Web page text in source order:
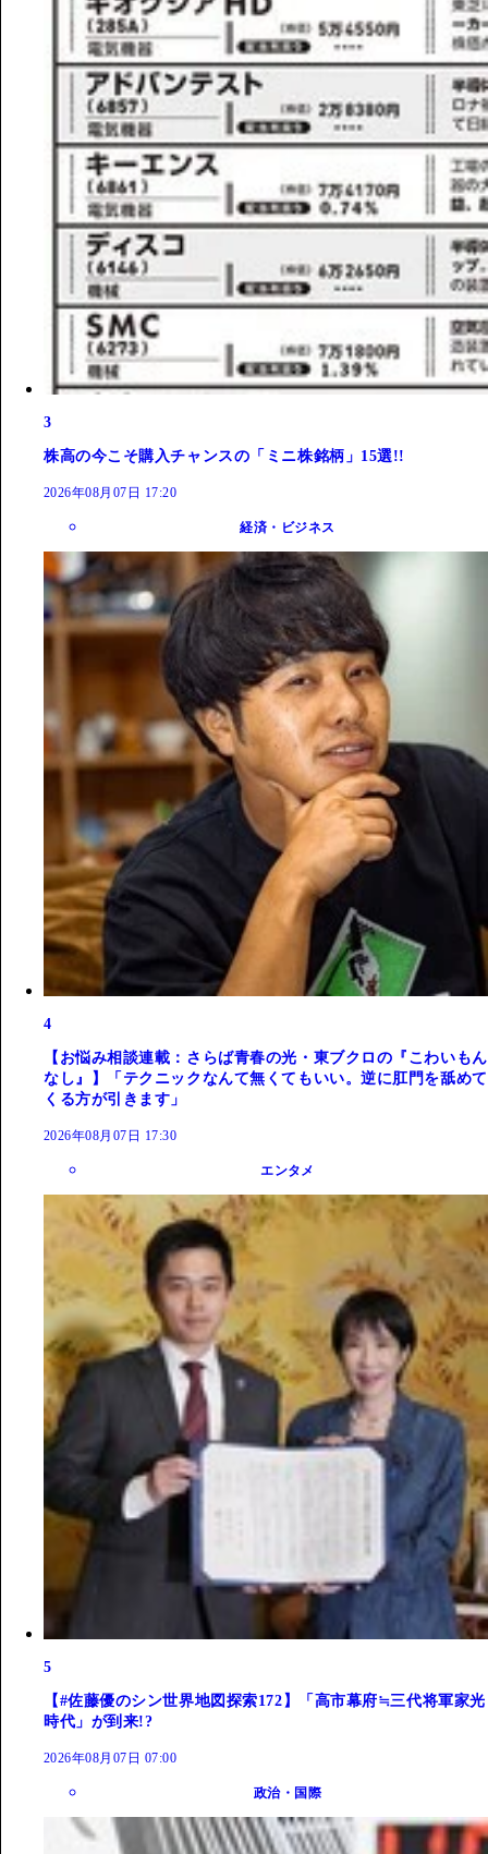
3
株高の今こそ購入チャンスの「ミニ株銘柄」15選!!
2026年08月07日 17:20
経済・ビジネス
4
【お悩み相談連載：さらば青春の光・東ブクロの『こわいもん
なし』】「テクニックなんて無くてもいい。逆に肛門を舐めて
くる方が引きます」
2026年08月07日 17:30
エンタメ
5
【#佐藤優のシン世界地図探索172】「高市幕府≒三代将軍家光
時代」が到来!?
2026年08月07日 07:00
政治・国際